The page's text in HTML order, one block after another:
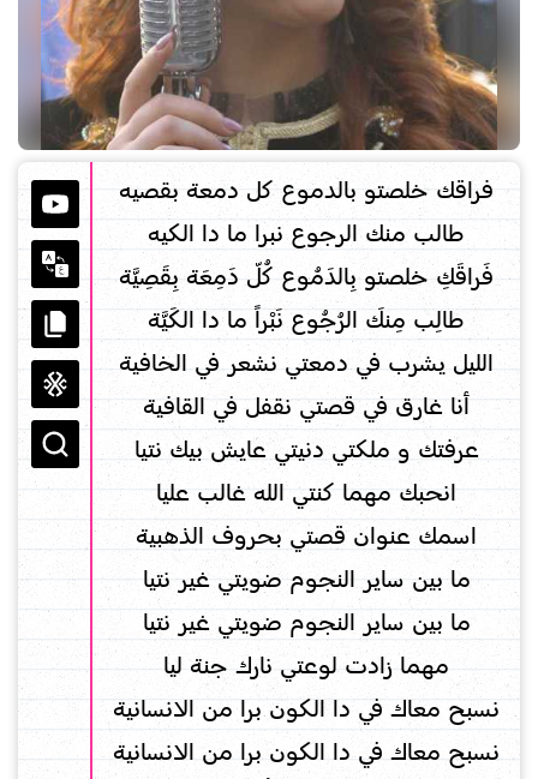
فراقك خلصتو بالدموع كل دمعة بقصيه
طالب منك الرجوع نبرا ما دا الكيه
فَراقَكِ خلصتو بِالدَمُوع كُلّ دَمِعَة بِقَصِيَّة
طالِب مِنكَ الرُجُوع نَبْراً ما دا الكَيَّة
الليل يشرب في دمعتي نشعر في الخافية
أنا غارق في قصتي نقفل في القافية
عرفتك و ملكتي دنيتي عايش بيك نتيا
انحبك مهما كنتي الله غالب عليا
اسمك عنوان قصتي بحروف الذهبية
ما بين ساير النجوم ضويتي غير نتيا
ما بين ساير النجوم ضويتي غير نتيا
مهما زادت لوعتي نارك جنة ليا
نسبح معاك في دا الكون برا من الانسانية
نسبح معاك في دا الكون برا من الانسانية